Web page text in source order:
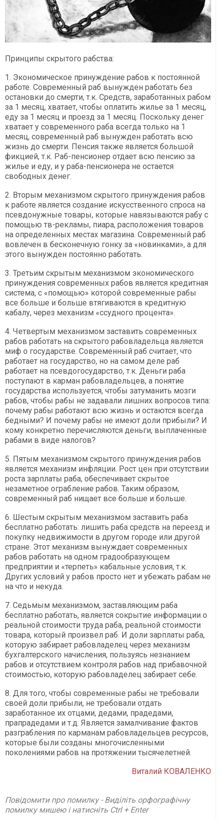
Принципы скрытого рабства:
1. Экономическое принуждение рабов к постоянной
работе. Современный раб вынужден работать без
остановки до смерти, т.к. Средств, заработанных рабом
за 1 месяц, хватает, чтобы оплатить жилье за 1 месяц,
еду за 1 месяц и проезд за 1 месяц. Поскольку денег
хватает у современного раба всегда только на 1
месяц, современный раб вынужден работать всю
жизнь до смерти. Пенсия также является большой
фикцией, т.к. Раб-пенсионер отдает всю пенсию за
жилье и еду, и у раба-пенсионера не остается
свободных денег.
2. Вторым механизмом скрытого принуждения рабов
к работе является создание искусственного спроса на
псевдонужные товары, которые навязываются рабу с
помощью тв-рекламы, пиара, расположения товаров
на определенных местах магазина. Современный раб
вовлечен в бесконечную гонку за «новинками», а для
этого вынужден постоянно работать.
3. Третьим скрытым механизмом экономического
принуждения современных рабов является кредитная
система, с «помощью» которой современные рабы
все больше и больше втягиваются в кредитную
кабалу, через механизм «ссудного процента».
4. Четвертым механизмом заставить современных
рабов работать на скрытого рабовладельца является
миф о государстве. Современный раб считает, что
работает на государство, но на самом деле раб
работает на псевдогосударство, т.к. Деньги раба
поступают в карман рабовладельцев, а понятие
государства используется, чтобы затуманить мозги
рабов, чтобы рабы не задавали лишних вопросов типа:
почему рабы работают всю жизнь и остаются всегда
бедными? И почему рабы не имеют доли прибыли? И
кому конкретно перечисляются деньги, выплаченные
рабами в виде налогов?
5. Пятым механизмом скрытого принуждения рабов
является механизм инфляции. Рост цен при отсутствии
роста зарплаты раба, обеспечивает скрытое
незаметное ограбление рабов. Таким образом,
современный раб нищает все больше и больше.
6. Шестым скрытым механизмом заставить раба
бесплатно работать: лишить раба средств на переезд и
покупку недвижимости в другом городе или другой
стране. Этот механизм вынуждает современных
рабов работать на одном градообразующем
предприятии и «терпеть» кабальные условия, т.к.
Других условий у рабов просто нет и убежать рабам не
на что и некуда.
7. Седьмым механизмом, заставляющим раба
бесплатно работать, является сокрытие информации о
реальной стоимости труда раба, реальной стоимости
товара, который произвел раб. И доли зарплаты раба,
которую забирает рабовладелец через механизм
бухгалтерского начисления, пользуясь незнанием
рабов и отсутствием контроля рабов над прибавочной
стоимостью, которую рабовладелец забирает себе.
8. Для того, чтобы современные рабы не требовали
своей доли прибыли, не требовали отдать
заработанное их отцами, дедами, прадедами,
прапрадедами и т.д. Является замалчивание фактов
разграбления по карманам рабовладельцев ресурсов,
которые были созданы многочисленными
поколениями рабов на протяжении тысячелетней.
Виталий КОВАЛЕНКО
Повідомити про помилку - Виділіть орфографічну
помилку мишею і натисніть Ctrl + Enter